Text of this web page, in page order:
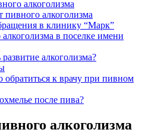
алкоголизма
пивного алкоголизма
в клинику “Марк”
в поселке имени
алкоголизма?
обратиться к врачу при пивном
после пива?
алкоголизма